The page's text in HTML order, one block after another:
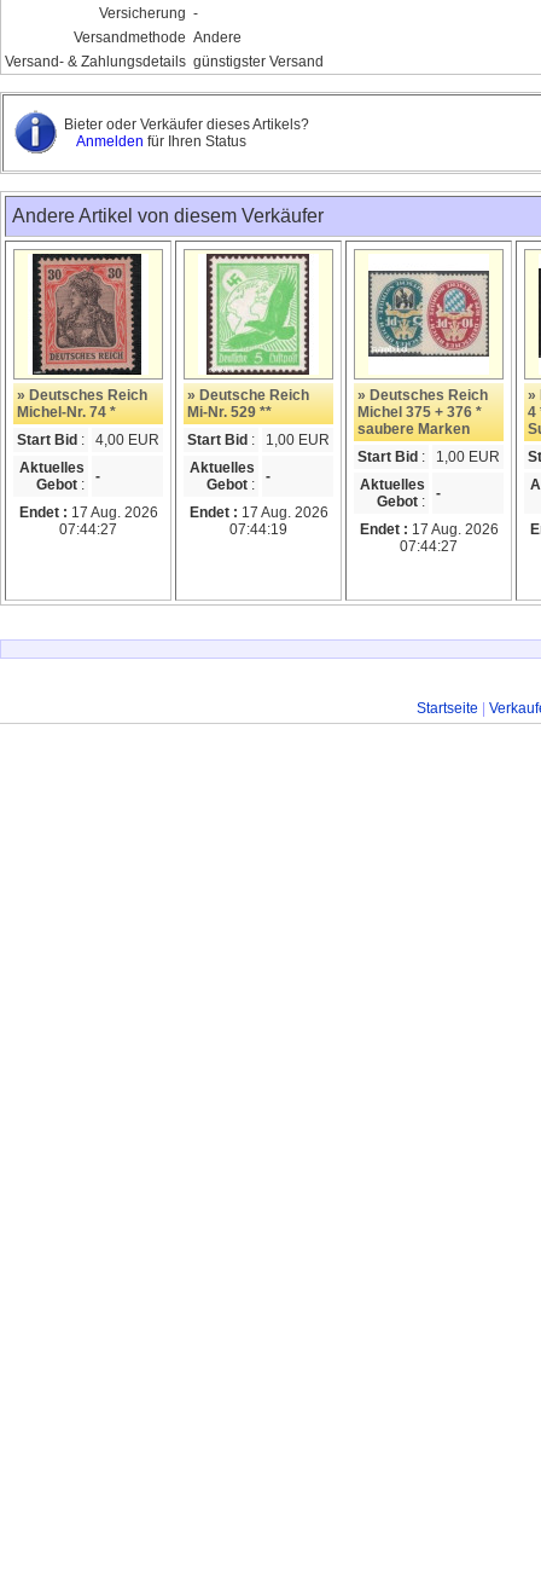
Versicherung -
Versandmethode Andere
Versand- & Zahlungsdetails günstigster Versand
Bieter oder Verkäufer dieses Artikels?
Anmelden für Ihren Status
Andere Artikel von diesem Verkäufer
» Deutsches Reich
Michel-Nr. 74 *
Start Bid :
4,00 EUR
Aktuelles
Gebot : -
Endet : 17 Aug. 2026
07:44:27
» Deutsche Reich
Mi-Nr. 529 **
Start Bid :
1,00 EUR
Aktuelles
Gebot : -
Endet : 17 Aug. 2026
07:44:19
» Deutsches Reich
Michel 375 + 376 *
saubere Marken
Start Bid :
1,00 EUR
Aktuelles
Gebot : -
Endet : 17 Aug. 2026
07:44:27
»
4
Startseite